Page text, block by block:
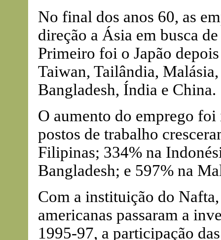
No final dos anos 60, as
direção a Ásia em busca
Primeiro foi o Japão
Taiwan, Tailândia,
Bangladesh, Índia e China.
O aumento do emprego
postos de trabalho
Filipinas; 334% na
Bangladesh; e 597% na
Com a instituição do
americanas passaram a
1995-97, a participação